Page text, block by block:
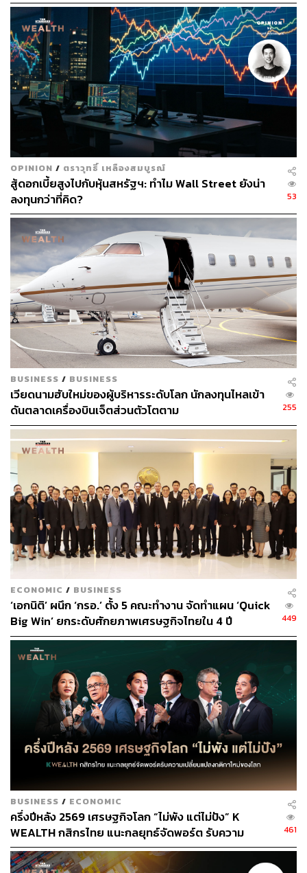
พราว ลิ่มพงศ์พันธุ์ ประธานเจ้าหน้าที่กลยุทธ์ และบริหารด้าน
การตลาด บริษัท ซิปเม็กซ์ จำกัด กล่าวว่า กลยุทธ์ในการ
ขยายธุรกิจในไทยระยะแรกจะเจาะกลุ่มลูกค้า High Net
Worth และกลุ่มคนที่ไม่เคยลงทุนในสินทรัพย์ดิจิทัลมาก่อน
ดังนั้นระยะแรกนี้จึงไม่คิดค่าธรรมเนียมในการซื้อขาย เพื่อ
ดึงดูดนักลงทุนเข้าทดลองใช้งานและ เก็บข้อมูลพฤติกรรม
ลูกค้า
“ตอนนี้ธุรกิจคริปโตเคอร์เรนซีในไทยยังคิดค่าธรรมเนียมกับ
ลูกค้าไม่ได้ เพราะคู่แข่งเยอะ จะไม่เหมือนกับต่างประเทศที่
เราคิดค่าธรรมเนียมในการซื้อขาย การถอนฯ Profit Sharing
Fee ฯลฯ ซึ่งโครงสร้างรายได้ของบริษัทระยะแรกจะเป็นแบบ
B2B (Business to Business) เช่น การให้บริการระบบหลัง
บ้านต่างๆ เป็นพื้นฐาน และสร้างความเชื่อมั่นในตลาดให้ได้
ก่อน”
พิสูจน์อักษร: ภาวิกา ขันติศรีสกุล
อ้างอิง:
https://www.sec.or.th/TH/Pages/Shortcut/DigitalAsse
t.aspx
TAGS: การลงทุน Zipmex
ตลาดสินทรัพย์ดิจิทัล
บริษัท ซิปเม็กซ์ จำกัด (Zipmex)
138
ABOUT THE AUTHOR
ชุตินันท์ สงวนประสิทธิ์
Content Creator สำนักข่าว THE
STANDARD
OPINION / ตราวุทธิ์ เหลืองสมบูรณ์
สู้ดอกเบี้ยสูงไปกับหุ้นสหรัฐฯ: ทำไม Wall Street ยังน่า
ลงทุนกว่าที่คิด?
53
BUSINESS / BUSINESS
เวียดนามฮับใหม่ของผู้บริหารระดับโลก นักลงทุนไหลเข้า
ดันตลาดเครื่องบินเจ็ตส่วนตัวโตตาม
255
ECONOMIC / BUSINESS
‘เอกนิติ’ ผนึก ‘กรอ.’ ตั้ง 5 คณะทำงาน จัดทำแผน ‘Quick
Big Win’ ยกระดับศักยภาพเศรษฐกิจไทยใน 4 ปี
449
BUSINESS / ECONOMIC
ครึ่งปีหลัง 2569 เศรษฐกิจโลก “ไม่พัง แต่ไม่ปัง” K
WEALTH กสิกรไทย แนะกลยุทธ์จัดพอร์ต รับความ
เปลี่ยนแปลงกติกาใหม่ของโลก
461